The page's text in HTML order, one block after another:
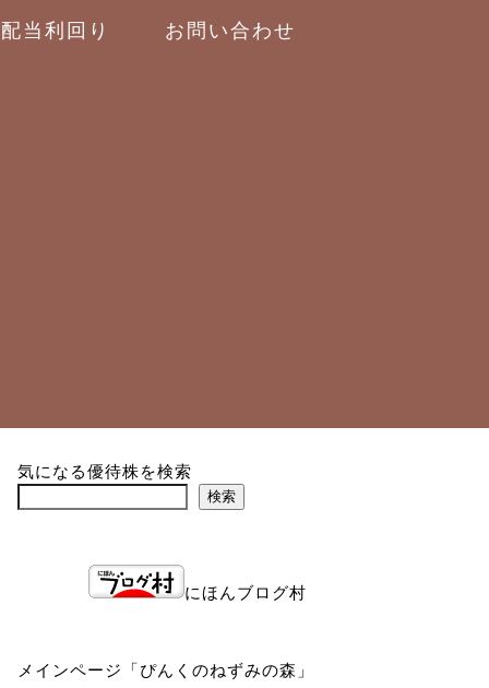
配当利回り お問い合わせ
気になる優待株を検索
検索
にほんブログ村
メインページ「ぴんくのねずみの森 」